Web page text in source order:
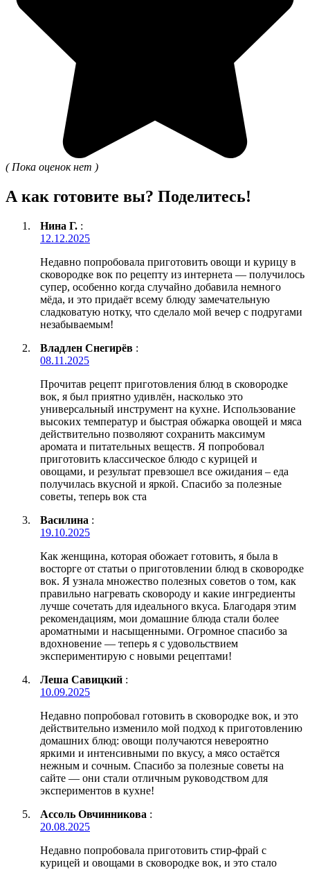
( Пока оценок нет )
А как готовите вы? Поделитесь!
Нина Г. :
12.12.2025
Недавно попробовала приготовить овощи и курицу в
сковородке вок по рецепту из интернета — получилось
супер, особенно когда случайно добавила немного
мёда, и это придаёт всему блюду замечательную
сладковатую нотку, что сделало мой вечер с подругами
незабываемым!
Владлен Снегирёв :
08.11.2025
Прочитав рецепт приготовления блюд в сковородке
вок, я был приятно удивлён, насколько это
универсальный инструмент на кухне. Использование
высоких температур и быстрая обжарка овощей и мяса
действительно позволяют сохранить максимум
аромата и питательных веществ. Я попробовал
приготовить классическое блюдо с курицей и
овощами, и результат превзошел все ожидания – еда
получилась вкусной и яркой. Спасибо за полезные
советы, теперь вок ста
Василина :
19.10.2025
Как женщина, которая обожает готовить, я была в
восторге от статьи о приготовлении блюд в сковородке
вок. Я узнала множество полезных советов о том, как
правильно нагревать сковороду и какие ингредиенты
лучше сочетать для идеального вкуса. Благодаря этим
рекомендациям, мои домашние блюда стали более
ароматными и насыщенными. Огромное спасибо за
вдохновение — теперь я с удовольствием
экспериментирую с новыми рецептами!
Леша Савицкий :
10.09.2025
Недавно попробовал готовить в сковородке вок, и это
действительно изменило мой подход к приготовлению
домашних блюд: овощи получаются невероятно
яркими и интенсивными по вкусу, а мясо остаётся
нежным и сочным. Спасибо за полезные советы на
сайте — они стали отличным руководством для
экспериментов в кухне!
Ассоль Овчинникова :
20.08.2025
Недавно попробовала приготовить стир-фрай с
курицей и овощами в сковородке вок, и это стало